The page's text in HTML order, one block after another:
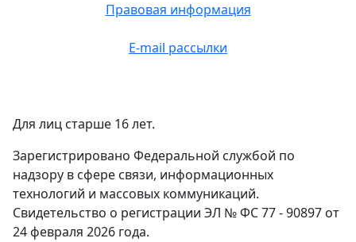
Правовая информация
E-mail рассылки
Для лиц старше 16 лет.
Зарегистрировано Федеральной службой по
надзору в сфере связи, информационных
технологий и массовых коммуникаций.
Свидетельство о регистрации ЭЛ № ФС 77 - 90897 от
24 февраля 2026 года.